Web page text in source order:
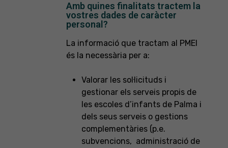
Amb quines finalitats tractem la
vostres dades de caràcter
personal?
La informació que tractam al PMEI
és la necessària per a:
Valorar les sol·licituds i
gestionar els serveis propis de
les escoles d’infants de Palma i
dels seus serveis o gestions
complementàries (p.e.
subvencions, administració de